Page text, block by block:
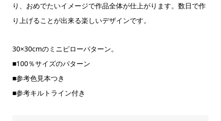
り、おめでたいイメージで作品全体が仕上がります。数日で作
り上げることが出来る楽しいデザインです。
30×30cmのミニピローパターン。
■100％サイズのパターン
■参考色見本つき
■参考キルトライン付き